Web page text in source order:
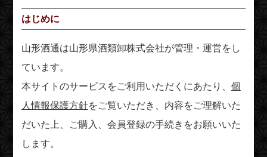
はじめに
山形酒通は山形県酒類卸株式会社が管理・運営をし
ています。
本サイトのサービスをご利用いただくにあたり、 個
人情報保護方針をご覧いただき、内容をご理解いた
だいた上、ご購入、会員登録の手続きをお願いいた
します。